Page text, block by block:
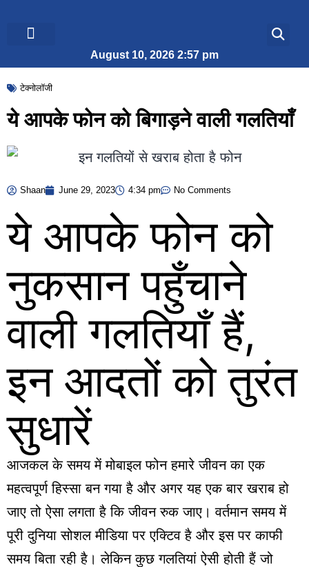
August 10, 2026 2:57 pm
टेक्नोलॉजी
ये आपके फोन को बिगाड़ने वाली गलतियाँ
Shaan June 29, 2023 4:34 pm No Comments
ये आपके फोन को
नुकसान पहुँचाने
वाली गलतियाँ हैं,
इन आदतों को तुरंत
सुधारें
आजकल के समय में मोबाइल फोन हमारे जीवन का एक
महत्वपूर्ण हिस्सा बन गया है और अगर यह एक बार खराब हो
जाए तो ऐसा लगता है कि जीवन रुक जाए। वर्तमान समय में
पूरी दुनिया सोशल मीडिया पर एक्टिव है और इस पर काफी
समय बिता रही है। लेकिन कुछ गलतियां ऐसी होती हैं जो